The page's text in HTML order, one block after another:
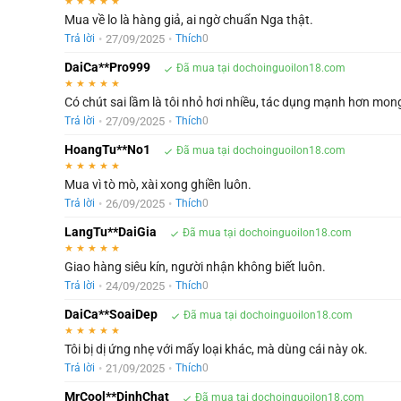
Mua về lo là hàng giả, ai ngờ chuẩn Nga thật.
Trả lời • 27/09/2025 • Thích0
DaiCa**Pro999 Đã mua tại dochoinguoilon18.com
★ ★ ★ ★ ★
Có chút sai lầm là tôi nhỏ hơi nhiều, tác dụng mạnh hơn
Trả lời • 27/09/2025 • Thích0
HoangTu**No1 Đã mua tại dochoinguoilon18.com
★ ★ ★ ★ ★
Mua vì tò mò, xài xong ghiền luôn.
Trả lời • 26/09/2025 • Thích0
LangTu**DaiGia Đã mua tại dochoinguoilon18.com
★ ★ ★ ★ ★
Giao hàng siêu kín, người nhận không biết luôn.
Trả lời • 24/09/2025 • Thích0
DaiCa**SoaiDep Đã mua tại dochoinguoilon18.com
★ ★ ★ ★ ★
Tôi bị dị ứng nhẹ với mấy loại khác, mà dùng cái này ok.
Trả lời • 21/09/2025 • Thích0
MrCool**DinhChat Đã mua tại dochoinguoilon18.com